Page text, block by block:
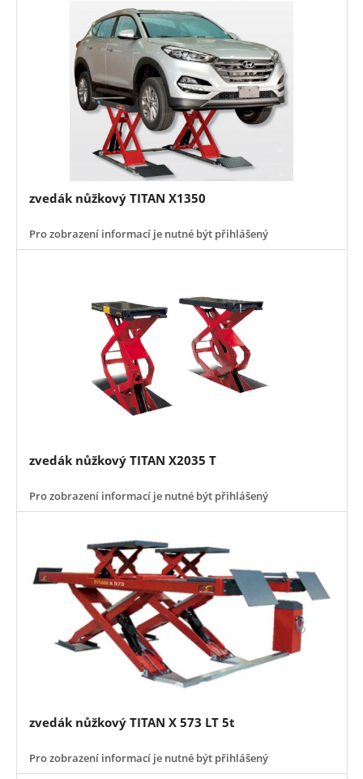
zvedák nůžkový TITAN X1350
Pro zobrazení informací je nutné být přihlášený
zvedák nůžkový TITAN X2035 T
Pro zobrazení informací je nutné být přihlášený
zvedák nůžkový TITAN X 573 LT 5t
Pro zobrazení informací je nutné být přihlášený